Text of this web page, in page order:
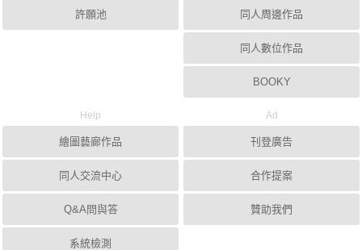
許願池 同人周邊作品
同人數位作品
BOOKY
Help
繪圖藝廊作品
同人交流中心
Q&A問與答
系統檢測
Ad
刊登廣告
合作提案
贊助我們